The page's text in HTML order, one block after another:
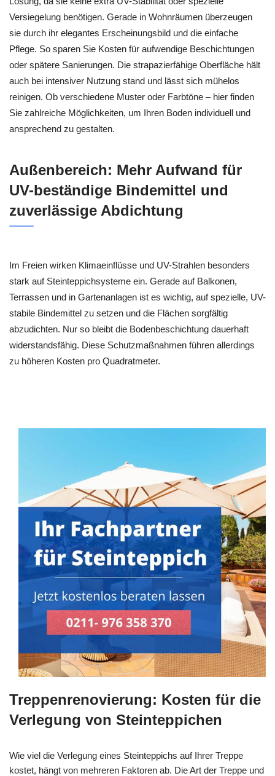
Versiegelung benötigen. Gerade in Wohnräumen überzeugen
sie durch ihr elegantes Erscheinungsbild und die einfache
Pflege. So sparen Sie Kosten für aufwendige Beschichtungen
oder spätere Sanierungen. Die strapazierfähige Oberfläche hält
auch bei intensiver Nutzung stand und lässt sich mühelos
reinigen. Ob verschiedene Muster oder Farbtöne – hier finden
Sie zahlreiche Möglichkeiten, um Ihren Boden individuell und
ansprechend zu gestalten.
Außenbereich: Mehr Aufwand für
UV-beständige Bindemittel und
zuverlässige Abdichtung
Im Freien wirken Klimaeinflüsse und UV-Strahlen besonders
stark auf Steinteppichsysteme ein. Gerade auf Balkonen,
Terrassen und in Gartenanlagen ist es wichtig, auf spezielle, UV-
stabile Bindemittel zu setzen und die Flächen sorgfältig
abzudichten. Nur so bleibt die Bodenbeschichtung dauerhaft
widerstandsfähig. Diese Schutzmaßnahmen führen allerdings
zu höheren Kosten pro Quadratmeter.
Treppenrenovierung: Kosten für die
Verlegung von Steinteppichen
Wie viel die Verlegung eines Steinteppichs auf Ihrer Treppe
kostet, hängt von mehreren Faktoren ab. Die Art der Treppe und